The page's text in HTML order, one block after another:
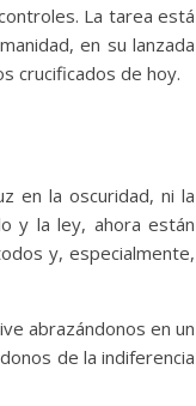
La tarea está
en su lanzada
crucificados de hoy.
en la oscuridad, ni la
y la ley, ahora están
y, especialmente,
abrazándonos en un
de la indiferencia